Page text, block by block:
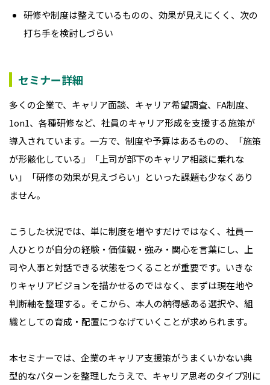
研修や制度は整えているものの、効果が見えにくく、次の
打ち手を検討しづらい
セミナー詳細
多くの企業で、キャリア面談、キャリア希望調査、FA制度、
1on1、各種研修など、社員のキャリア形成を支援する施策が
導入されています。一方で、制度や予算はあるものの、「施策
が形骸化している」「上司が部下のキャリア相談に乗れな
い」「研修の効果が見えづらい」といった課題も少なくあり
ません。
こうした状況では、単に制度を増やすだけではなく、社員一
人ひとりが自分の経験・価値観・強み・関心を言葉にし、上
司や人事と対話できる状態をつくることが重要です。いきな
りキャリアビジョンを描かせるのではなく、まずは現在地や
判断軸を整理する。そこから、本人の納得感ある選択や、組
織としての育成・配置につなげていくことが求められます。
本セミナーでは、企業のキャリア支援策がうまくいかない典
型的なパターンを整理したうえで、キャリア思考のタイプ別に